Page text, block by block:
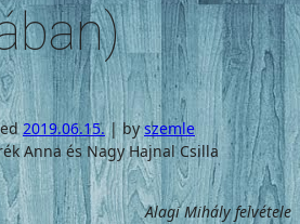
2019.06.15. |byszemle
Alagi Mihály felvétele